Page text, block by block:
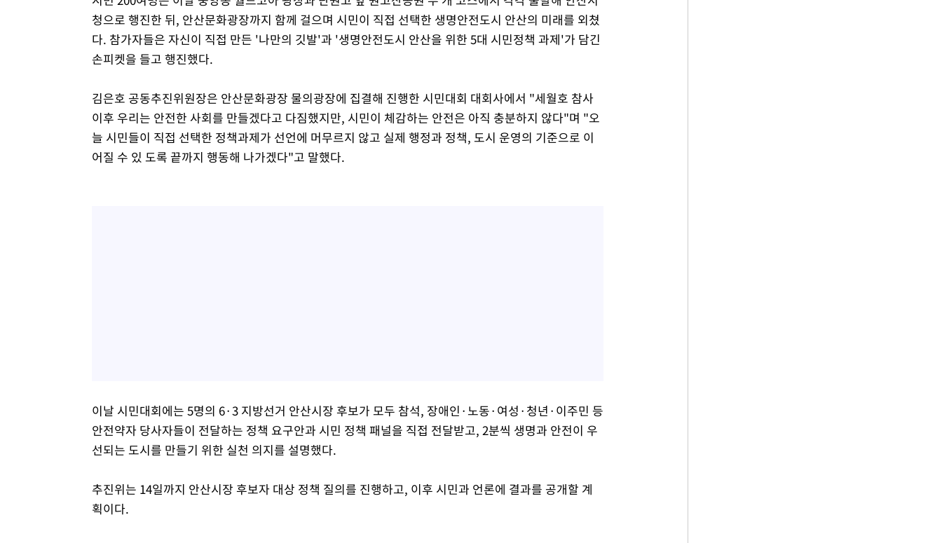
청으로 행진한 뒤, 안산문화광장까지 함께 걸으며 시민이 직접 선택한 생명안전도시 안산의 미래를 외쳤
다. 참가자들은 자신이 직접 만든 '나만의 깃발'과 '생명안전도시 안산을 위한 5대 시민정책 과제'가 담긴
손피켓을 들고 행진했다.
김은호 공동추진위원장은 안산문화광장 물의광장에 집결해 진행한 시민대회 대회사에서 "세월호 참사
이후 우리는 안전한 사회를 만들겠다고 다짐했지만, 시민이 체감하는 안전은 아직 충분하지 않다"며 "오
늘 시민들이 직접 선택한 정책과제가 선언에 머무르지 않고 실제 행정과 정책, 도시 운영의 기준으로 이
어질 수 있 도록 끝까지 행동해 나가겠다"고 말했다.
이날 시민대회에는 5명의 6·3 지방선거 안산시장 후보가 모두 참석, 장애인·노동·여성·청년·이주민 등
안전약자 당사자들이 전달하는 정책 요구안과 시민 정책 패널을 직접 전달받고, 2분씩 생명과 안전이 우
선되는 도시를 만들기 위한 실천 의지를 설명했다.
추진위는 14일까지 안산시장 후보자 대상 정책 질의를 진행하고, 이후 시민과 언론에 결과를 공개할 계
획이다.